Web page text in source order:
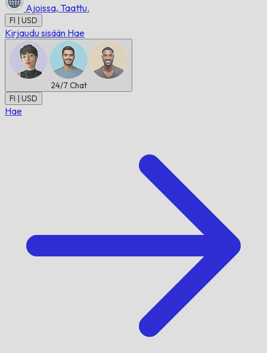
Ajoissa, Taattu.
FI | USD
Kirjaudu sisään Hae
24/7 Chat
FI | USD
Hae